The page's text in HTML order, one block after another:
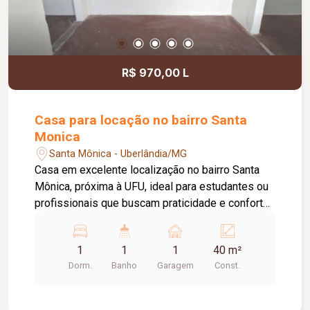
R$ 970,00 L
Casa para locação no bairro Santa
Monica
Santa Mônica - Uberlândia/MG
Casa em excelente localização no bairro Santa
Mônica, próxima à UFU, ideal para estudantes ou
profissionais que buscam praticidade e conforto.
sala de estar aconchegante, cozinha funcional e
área de lavanderia. Possui ainda 01 vaga de
garagem, proporcionando mais comodidade no
1
Dorm.
1
Banho
1
Garagem
40 m²
Const.